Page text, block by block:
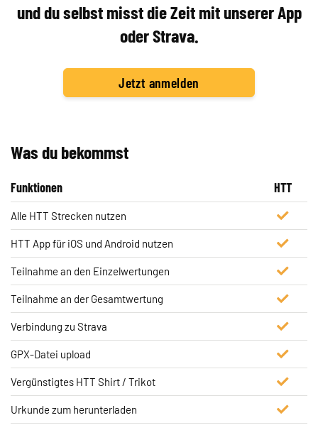
und du selbst misst die Zeit mit unserer App
oder Strava.
Jetzt anmelden
Was du bekommst
Funktionen HTT
Alle HTT Strecken nutzen
HTT App für iOS und Android nutzen
Teilnahme an den Einzelwertungen
Teilnahme an der Gesamtwertung
Verbindung zu Strava
GPX-Datei upload
Vergünstigtes HTT Shirt / Trikot
Urkunde zum herunterladen